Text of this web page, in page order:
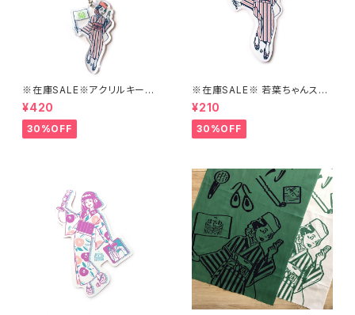
※在庫SALE※アクリルキーホ
ルダー【はこにわ】
¥420
30%OFF
※在庫SALE※ 若葉ちゃんステ
ッカーver1【はこにわ】
¥210
30%OFF